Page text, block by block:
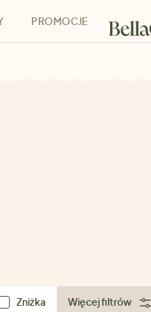
PROMOCJE
Zniżka Więcej filtrów